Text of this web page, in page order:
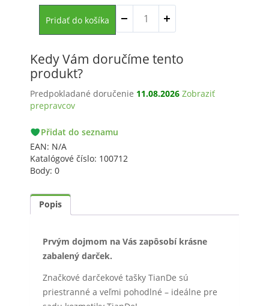
taška
(280*100*230
Pridať do košíka
Kedy Vám doručíme tento
produkt?
Predpokladané doručenie 11.08.2026 Zobraziť
prepravcov
GLSPřidat do seznamu
EAN: N/A
Katalógové číslo: 100712
Body: 0
Popis
Prvým dojmom na Vás zapôsobí krásne
zabalený darček.
Značkové darčekové tašky TianDe sú
priestranné a veľmi pohodlné – ideálne pre